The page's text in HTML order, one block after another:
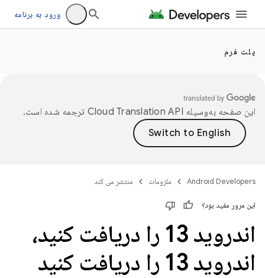
ورود به برنامه
پلت فرم
این صفحه به‌وسیله ترجمه شده است.
Android Developers ملزومات منتشر می کند
این مرور مفید بود؟
اندروید 13 را دریافت کنید،
اندروید 13 را دریافت کنید